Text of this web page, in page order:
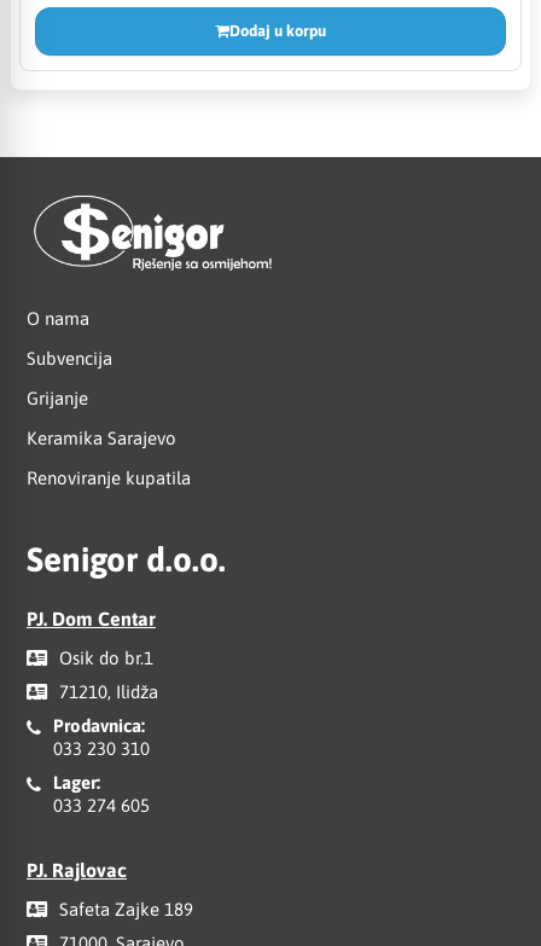
Dodaj u korpu
O nama
Subvencija
Grijanje
Keramika Sarajevo
Renoviranje kupatila
Senigor d.o.o.
PJ. Dom Centar
Osik do br.1
71210, Ilidža
Prodavnica:
033 230 310
Lager:
033 274 605
PJ. Rajlovac
Safeta Zajke 189